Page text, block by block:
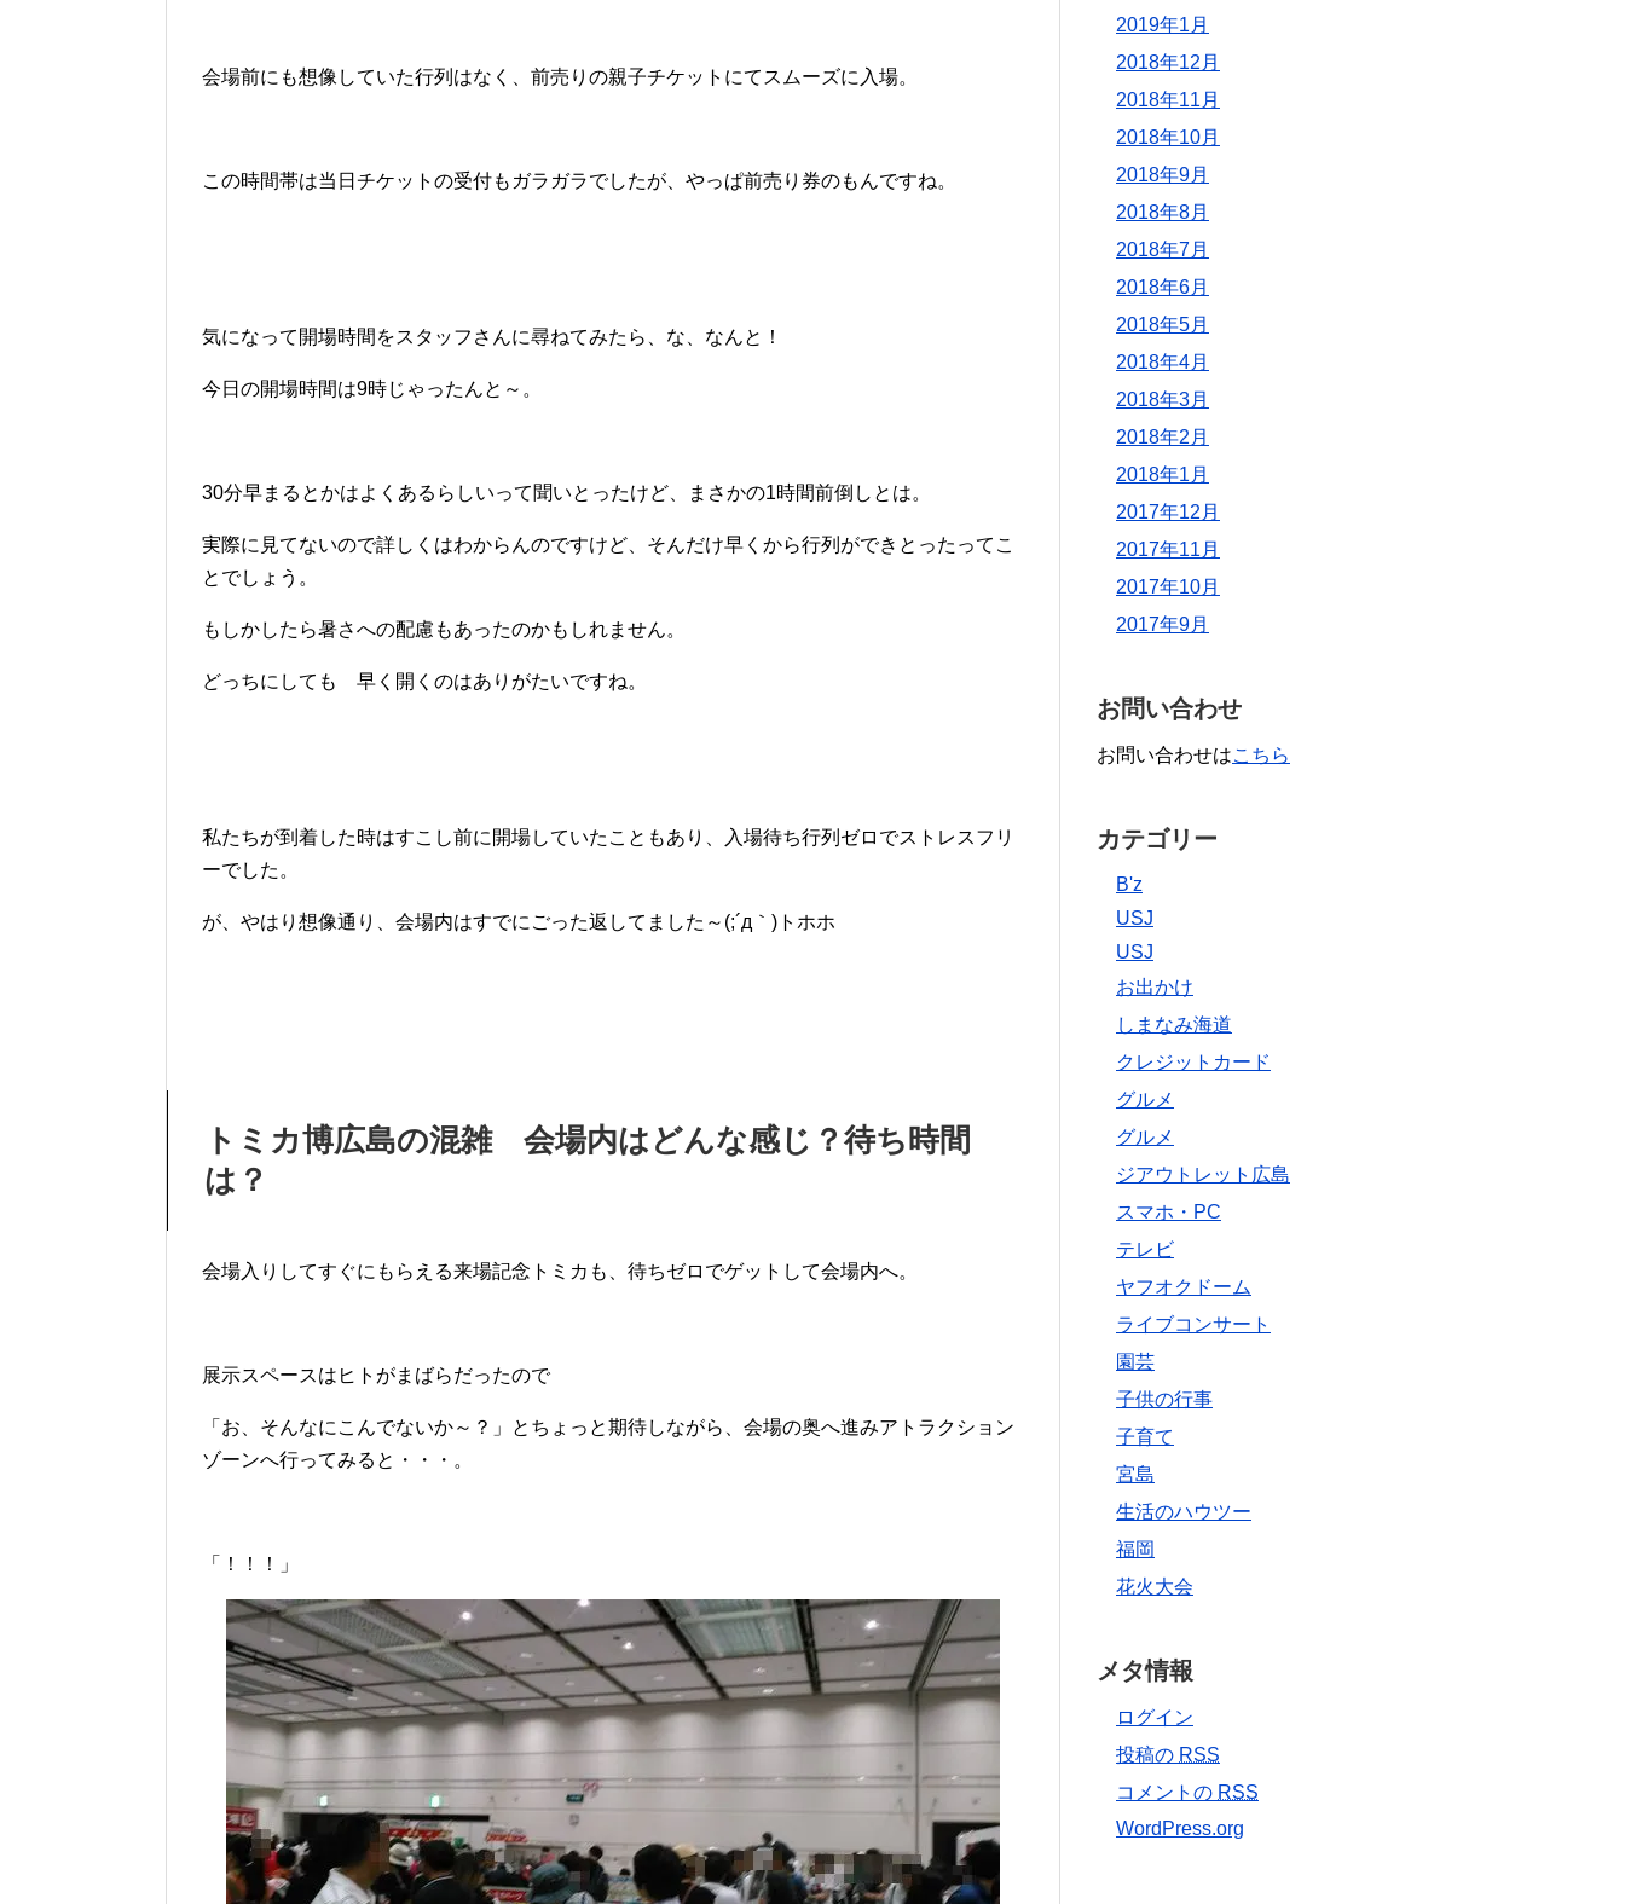
会場前にも想像していた行列はなく、前売りの親子チケットにてスムーズに入場。
この時間帯は当日チケットの受付もガラガラでしたが、やっぱ前売り券のもんですね。
気になって開場時間をスタッフさんに尋ねてみたら、な、なんと！
今日の開場時間は9時じゃったんと～。
30分早まるとかはよくあるらしいって聞いとったけど、まさかの1時間前倒しとは。
実際に見てないので詳しくはわからんのですけど、そんだけ早くから行列ができとったってこ
とでしょう。
もしかしたら暑さへの配慮もあったのかもしれません。
どっちにしても 早く開くのはありがたいですね。
私たちが到着した時はすこし前に開場していたこともあり、入場待ち行列ゼロでストレスフリ
ーでした。
が、やはり想像通り、会場内はすでにごった返してました～(;´д｀)トホホ
トミカ博広島の混雑 会場内はどんな感じ？待ち時間
は？
会場入りしてすぐにもらえる来場記念トミカも、待ちゼロでゲットして会場内へ。
展示スペースはヒトがまばらだったので
「お、そんなにこんでないか～？」とちょっと期待しながら、会場の奥へ進みアトラクション
ゾーンへ行ってみると・・・。
「！！！」
2019年1月
2018年12月
2018年11月
2018年10月
2018年9月
2018年8月
2018年7月
2018年6月
2018年5月
2018年4月
2018年3月
2018年2月
2018年1月
2017年12月
2017年11月
2017年10月
2017年9月
お問い合わせ
お問い合わせはこちら
カテゴリー
B'z
USJ
USJ
お出かけ
しまなみ海道
クレジットカード
グルメ
グルメ
ジアウトレット広島
スマホ・PC
テレビ
ヤフオクドーム
ライブコンサート
園芸
子供の行事
子育て
宮島
生活のハウツー
福岡
花火大会
メタ情報
ログイン
投稿の RSS
コメントの RSS
WordPress.org